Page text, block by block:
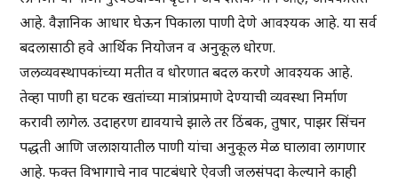
आहे. वैज्ञानिक आधार घेऊन पिकाला पाणी देणे आवश्यक आहे. या सर्व
बदलासाठी हवे आर्थिक नियोजन व अनुकूल धोरण.
जलव्यवस्थापकांच्या मतीत व धोरणात बदल करणे आवश्यक आहे.
तेव्हा पाणी हा घटक खतांच्या मात्रांप्रमाणे देण्याची व्यवस्था निर्माण
करावी लागेल. उदाहरण द्यावयाचे झाले तर ठिंबक, तुषार, पाझर सिंचन
पद्धती आणि जलाशयातील पाणी यांचा अनुकूल मेळ घालावा लागणार
आहे. फक्त विभागाचे नाव पाटबंधारे ऐवजी जलसंपदा केल्याने काही